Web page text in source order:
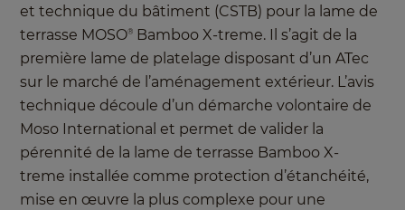
et technique du bâtiment (CSTB) pour la lame de
terrasse MOSO® Bamboo X-treme. Il s’agit de la
première lame de platelage disposant d’un ATec
sur le marché de l’aménagement extérieur. L’avis
technique découle d’un démarche volontaire de
Moso International et permet de valider la
pérennité de la lame de terrasse Bamboo X-
treme installée comme protection d’étanchéité,
mise en œuvre la plus complexe pour une